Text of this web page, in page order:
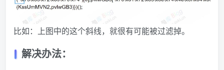
比如：上图中的这个斜线，就很有可能被过滤掉。
解决办法：